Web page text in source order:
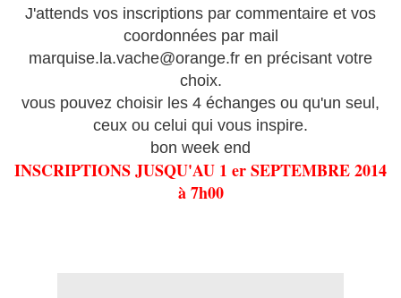
J'attends vos inscriptions par commentaire et vos
coordonnées par mail
marquise.la.vache@orange.fr en précisant votre
choix.
vous pouvez choisir les 4 échanges ou qu'un seul,
ceux ou celui qui vous inspire.
bon week end
INSCRIPTIONS JUSQU'AU 1 er SEPTEMBRE 2014
à 7h00